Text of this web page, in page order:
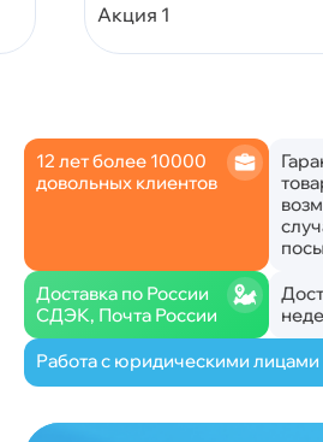
Акция 1
12 лет более 10000
довольных клиентов
Доставка по России
СДЭК, Почта России
Работа с юридическими лицами